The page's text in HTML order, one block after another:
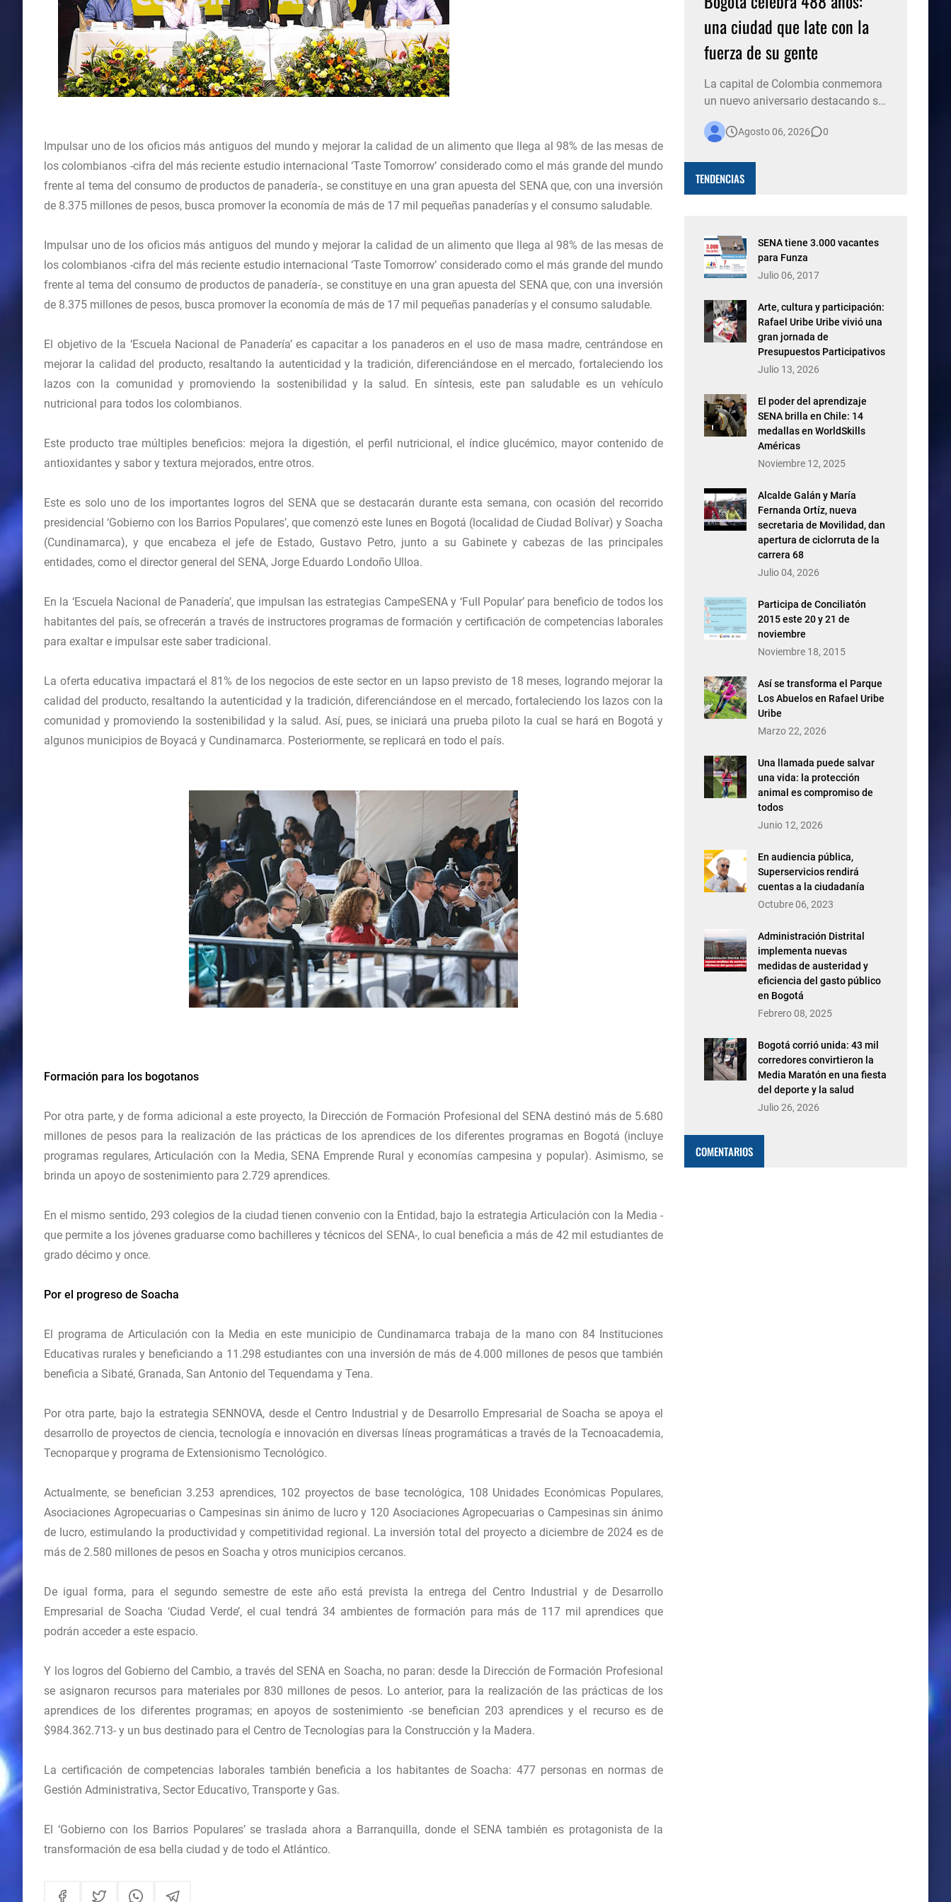
Impulsar uno de los oficios más antiguos del mundo y mejorar la calidad de un alimento que llega al 98% de las mesas de
los colombianos -cifra del más reciente estudio internacional ‘Taste Tomorrow’ considerado como el más grande del mundo
frente al tema del consumo de productos de panadería-, se constituye en una gran apuesta del SENA que, con una inversión
de 8.375 millones de pesos, busca promover la economía de más de 17 mil pequeñas panaderías y el consumo saludable.
Impulsar uno de los oficios más antiguos del mundo y mejorar la calidad de un alimento que llega al 98% de las mesas de
los colombianos -cifra del más reciente estudio internacional ‘Taste Tomorrow’ considerado como el más grande del mundo
frente al tema del consumo de productos de panadería-, se constituye en una gran apuesta del SENA que, con una inversión
de 8.375 millones de pesos, busca promover la economía de más de 17 mil pequeñas panaderías y el consumo saludable.
El objetivo de la ‘Escuela Nacional de Panadería’ es capacitar a los panaderos en el uso de masa madre, centrándose en
mejorar la calidad del producto, resaltando la autenticidad y la tradición, diferenciándose en el mercado, fortaleciendo los
lazos con la comunidad y promoviendo la sostenibilidad y la salud. En síntesis, este pan saludable es un vehículo
nutricional para todos los colombianos.
Este producto trae múltiples beneficios: mejora la digestión, el perfil nutricional, el índice glucémico, mayor contenido de
antioxidantes y sabor y textura mejorados, entre otros.
Este es solo uno de los importantes logros del SENA que se destacarán durante esta semana, con ocasión del recorrido
presidencial ‘Gobierno con los Barrios Populares’, que comenzó este lunes en Bogotá (localidad de Ciudad Bolívar) y Soacha
(Cundinamarca), y que encabeza el jefe de Estado, Gustavo Petro, junto a su Gabinete y cabezas de las principales
entidades, como el director general del SENA, Jorge Eduardo Londoño Ulloa.
En la ‘Escuela Nacional de Panadería’, que impulsan las estrategias CampeSENA y ‘Full Popular’ para beneficio de todos los
habitantes del país, se ofrecerán a través de instructores programas de formación y certificación de competencias laborales
para exaltar e impulsar este saber tradicional.
La oferta educativa impactará el 81% de los negocios de este sector en un lapso previsto de 18 meses, logrando mejorar la
calidad del producto, resaltando la autenticidad y la tradición, diferenciándose en el mercado, fortaleciendo los lazos con la
comunidad y promoviendo la sostenibilidad y la salud. Así, pues, se iniciará una prueba piloto la cual se hará en Bogotá y
algunos municipios de Boyacá y Cundinamarca. Posteriormente, se replicará en todo el país.
Formación para los bogotanos
Por otra parte, y de forma adicional a este proyecto, la Dirección de Formación Profesional del SENA destinó más de 5.680
millones de pesos para la realización de las prácticas de los aprendices de los diferentes programas en Bogotá (incluye
programas regulares, Articulación con la Media, SENA Emprende Rural y economías campesina y popular). Asimismo, se
brinda un apoyo de sostenimiento para 2.729 aprendices.
En el mismo sentido, 293 colegios de la ciudad tienen convenio con la Entidad, bajo la estrategia Articulación con la Media -
que permite a los jóvenes graduarse como bachilleres y técnicos del SENA-, lo cual beneficia a más de 42 mil estudiantes de
grado décimo y once.
Por el progreso de Soacha
El programa de Articulación con la Media en este municipio de Cundinamarca trabaja de la mano con 84 Instituciones
Educativas rurales y beneficiando a 11.298 estudiantes con una inversión de más de 4.000 millones de pesos que también
beneficia a Sibaté, Granada, San Antonio del Tequendama y Tena.
Por otra parte, bajo la estrategia SENNOVA, desde el Centro Industrial y de Desarrollo Empresarial de Soacha se apoya el
desarrollo de proyectos de ciencia, tecnología e innovación en diversas líneas programáticas a través de la Tecnoacademia,
Tecnoparque y programa de Extensionismo Tecnológico.
Actualmente, se benefician 3.253 aprendices, 102 proyectos de base tecnológica, 108 Unidades Económicas Populares,
Asociaciones Agropecuarias o Campesinas sin ánimo de lucro y 120 Asociaciones Agropecuarias o Campesinas sin ánimo
de lucro, estimulando la productividad y competitividad regional. La inversión total del proyecto a diciembre de 2024 es de
más de 2.580 millones de pesos en Soacha y otros municipios cercanos.
De igual forma, para el segundo semestre de este año está prevista la entrega del Centro Industrial y de Desarrollo
Empresarial de Soacha ‘Ciudad Verde’, el cual tendrá 34 ambientes de formación para más de 117 mil aprendices que
podrán acceder a este espacio.
Y los logros del Gobierno del Cambio, a través del SENA en Soacha, no paran: desde la Dirección de Formación Profesional
se asignaron recursos para materiales por 830 millones de pesos. Lo anterior, para la realización de las prácticas de los
aprendices de los diferentes programas; en apoyos de sostenimiento -se benefician 203 aprendices y el recurso es de
$984.362.713- y un bus destinado para el Centro de Tecnologías para la Construcción y la Madera.
La certificación de competencias laborales también beneficia a los habitantes de Soacha: 477 personas en normas de
Gestión Administrativa, Sector Educativo, Transporte y Gas.
El ‘Gobierno con los Barrios Populares’ se traslada ahora a Barranquilla, donde el SENA también es protagonista de la
transformación de esa bella ciudad y de todo el Atlántico.
una ciudad que late con la
fuerza de su gente
La capital de Colombia conmemora
un nuevo aniversario destacando su
historia, su diversidad y el espíritu de
millones de personas que, con su
más viva. Bogotá está de fiesta. La
Agosto 06, 2026 0
TENDENCIAS
SENA tiene 3.000 vacantes
para Funza
Julio 06, 2017
Arte, cultura y participación:
Rafael Uribe Uribe vivió una
gran jornada de
Presupuestos Participativos
Julio 13, 2026
El poder del aprendizaje
SENA brilla en Chile: 14
medallas en WorldSkills
Américas
Noviembre 12, 2025
Alcalde Galán y María
Fernanda Ortíz, nueva
secretaria de Movilidad, dan
apertura de ciclorruta de la
carrera 68
Julio 04, 2026
Participa de Conciliatón
2015 este 20 y 21 de
noviembre
Noviembre 18, 2015
Así se transforma el Parque
Los Abuelos en Rafael Uribe
Uribe
Marzo 22, 2026
Una llamada puede salvar
una vida: la protección
animal es compromiso de
todos
Junio 12, 2026
En audiencia pública,
Superservicios rendirá
cuentas a la ciudadanía
Octubre 06, 2023
Administración Distrital
implementa nuevas
medidas de austeridad y
eficiencia del gasto público
en Bogotá
Febrero 08, 2025
Bogotá corrió unida: 43 mil
corredores convirtieron la
Media Maratón en una fiesta
del deporte y la salud
Julio 26, 2026
COMENTARIOS